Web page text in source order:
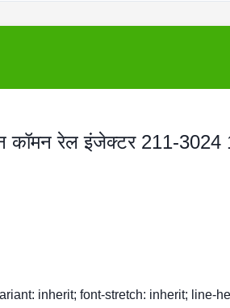
रेल इंजेक्टर 211-3024
inherit; font-stretch: inherit; line-